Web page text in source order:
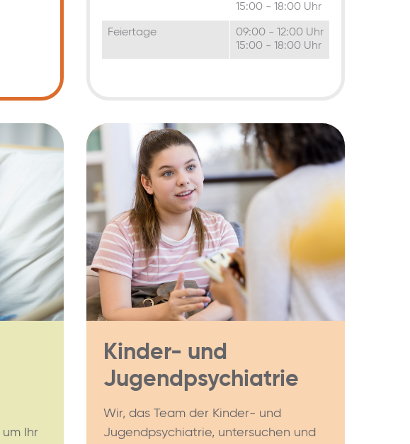
15:00 - 18:00 Uhr
Feiertage
09:00 - 12:00 Uhr
15:00 - 18:00 Uhr
Ihr
Kinder- und
Jugendpsychiatrie
Wir, das Team der Kinder- und
Jugendpsychiatrie, untersuchen und